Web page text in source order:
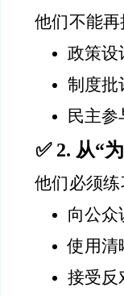
他们不能再
政策设
制度批
民主参
✅ 2. 从“
他们必须练
向公众
使用清
接受反